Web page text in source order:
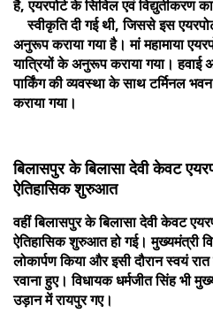
है, एयरपोर्ट के सिविल एवं विद्युतीकरण
स्वीकृति दी गई थी, जिससे इस
अनुरूप कराया गया है। मां महामाया
यात्रियों के अनुरूप कराया गया।
पार्किंग की व्यवस्था के साथ टर्मिनल
कराया गया।
बिलासपुर के बिलासा देवी केवट
ऐतिहासिक शुरुआत
वहीं बिलासपुर के बिलासा देवी केवट
ऐतिहासिक शुरुआत हो गई। मुख्यमंत्री
लोकार्पण किया और इसी दौरान स्वयं
रवाना हुए। विधायक धर्मजीत सिंह भी
उड़ान में रायपुर गए।